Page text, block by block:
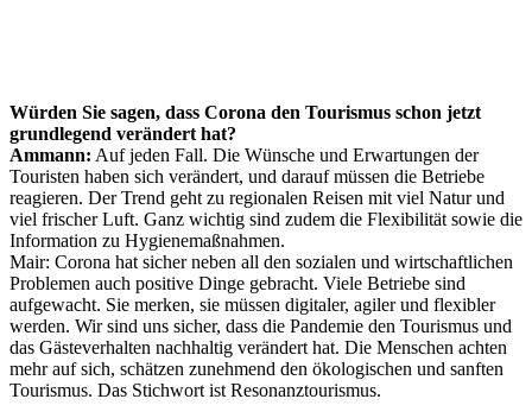
Würden Sie sagen, dass Corona den Tourismus schon jetzt
grundlegend verändert hat?
Ammann: Auf jeden Fall. Die Wünsche und Erwartungen der
Touristen haben sich verändert, und darauf müssen die Betriebe
reagieren. Der Trend geht zu regionalen Reisen mit viel Natur und
viel frischer Luft. Ganz wichtig sind zudem die Flexibilität sowie die
Information zu Hygienemaßnahmen.
Mair: Corona hat sicher neben all den sozialen und wirtschaftlichen
Problemen auch positive Dinge gebracht. Viele Betriebe sind
aufgewacht. Sie merken, sie müssen digitaler, agiler und flexibler
werden. Wir sind uns sicher, dass die Pandemie den Tourismus und
das Gästeverhalten nachhaltig verändert hat. Die Menschen achten
mehr auf sich, schätzen zunehmend den ökologischen und sanften
Tourismus. Das Stichwort ist Resonanztourismus.